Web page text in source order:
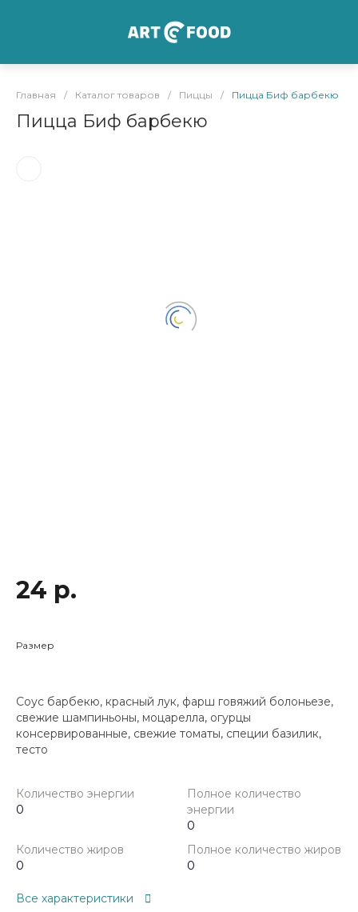
Главная / Каталог товаров / Пиццы / Пицца Биф барбекю
Пицца Биф барбекю
24 р.
Размер
Соус барбекю, красный лук, фарш говяжий болоньезе,
свежие шампиньоны, моцарелла, огурцы
консервированные, свежие томаты, специи базилик,
тесто
Количество энергии
0
Полное количество
энергии
0
Количество жиров
0
Полное количество жиров
0
Все характеристики